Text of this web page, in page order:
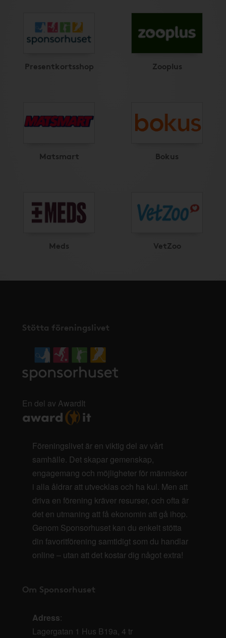
Presentkortsshop Zooplus
Matsmart Bokus
Meds VetZoo
Stötta föreningslivet
En del av AwardIt
Föreningslivet är en viktig del av vårt
samhälle. Det skapar gemenskap,
engagemang och möjligheter för människor
i alla åldrar att utvecklas och ha kul. Men att
driva en förening kräver resurser, och ofta är
det en utmaning att få ekonomin att gå ihop.
Genom Sponsorhuset kan du enkelt stötta
din favoritförening samtidigt som du handlar
online – utan att det kostar dig något extra!
Om Sponsorhuset
Adress:
Lagergatan 1 Hus B19a, 4 tr